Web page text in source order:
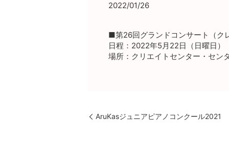
2022/01/26
■第26回グランドコンサート（ク
日程：2022年5月22日（日曜日）
場所：クリエイトセンター・セン
AruKasジュニアピアノコンクール2021